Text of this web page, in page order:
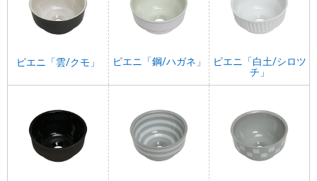
ピエニ「雲/クモ」 ピエニ「鋼/ハガネ」
ピエニ「白土/シロツ
チ」